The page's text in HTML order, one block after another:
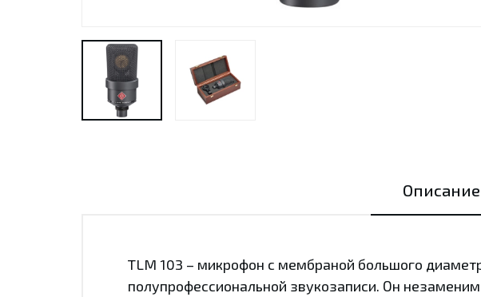
Описание
TLM 103 – микрофон с мембраной большого
полупрофессиональной звукозаписи. Он